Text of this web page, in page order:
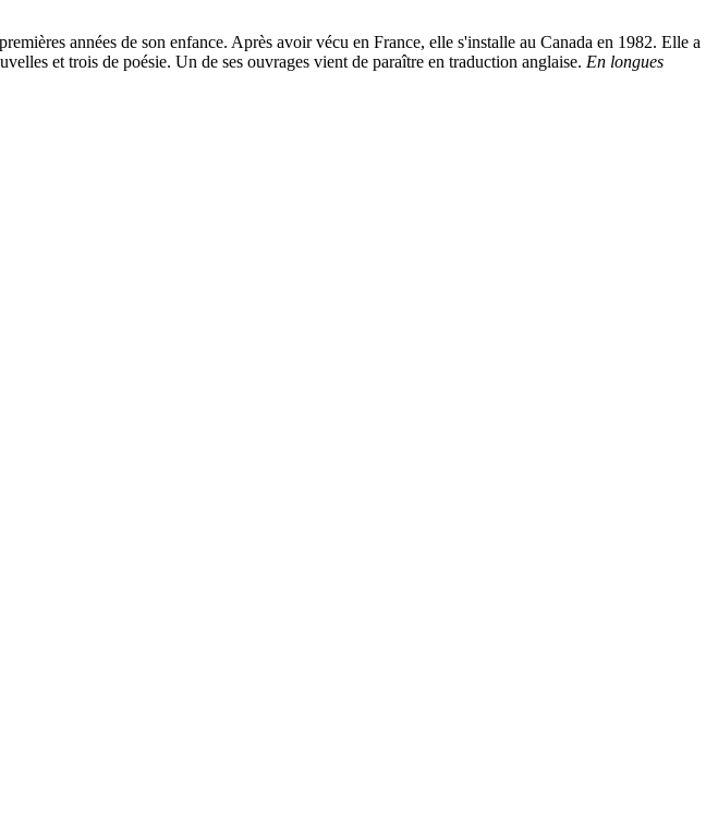
années de son enfance. Après avoir vécu en France, elle s'installe au Canada en 1982. Elle a
et trois de poésie. Un de ses ouvrages vient de paraître en traduction anglaise. En longues